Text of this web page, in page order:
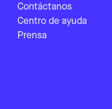
Contáctanos
Centro de ayuda
Prensa